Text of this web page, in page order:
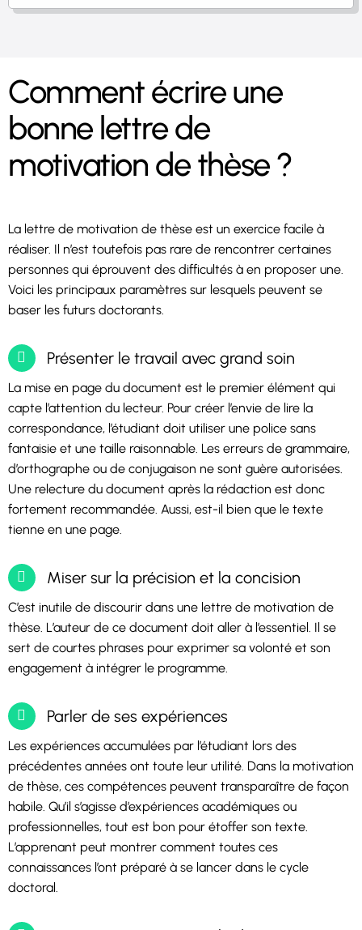
Comment écrire une
bonne lettre de
motivation de thèse ?
La lettre de motivation de thèse est un exercice facile à
réaliser. Il n’est toutefois pas rare de rencontrer certaines
personnes qui éprouvent des difficultés à en proposer une.
Voici les principaux paramètres sur lesquels peuvent se
baser les futurs doctorants.
Présenter le travail avec grand soin
La mise en page du document est le premier élément qui
capte l’attention du lecteur. Pour créer l’envie de lire la
correspondance, l’étudiant doit utiliser une police sans
fantaisie et une taille raisonnable. Les erreurs de grammaire,
d’orthographe ou de conjugaison ne sont guère autorisées.
Une relecture du document après la rédaction est donc
fortement recommandée. Aussi, est-il bien que le texte
tienne en une page.
Miser sur la précision et la concision
C’est inutile de discourir dans une lettre de motivation de
thèse. L’auteur de ce document doit aller à l’essentiel. Il se
sert de courtes phrases pour exprimer sa volonté et son
engagement à intégrer le programme.
Parler de ses expériences
Les expériences accumulées par l’étudiant lors des
précédentes années ont toute leur utilité. Dans la motivation
de thèse, ces compétences peuvent transparaître de façon
habile. Qu’il s’agisse d’expériences académiques ou
professionnelles, tout est bon pour étoffer son texte.
L’apprenant peut montrer comment toutes ces
connaissances l’ont préparé à se lancer dans le cycle
doctoral.